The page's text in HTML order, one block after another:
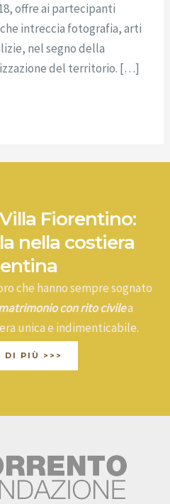
offre ai partecipanti
intreccia fotografia, arti
nel segno della
del territorio. […]
Fiorentino:
nella costiera
che hanno sempre sognato
con rito civilea
unica e indimenticabile.
DI PIÙ >>>